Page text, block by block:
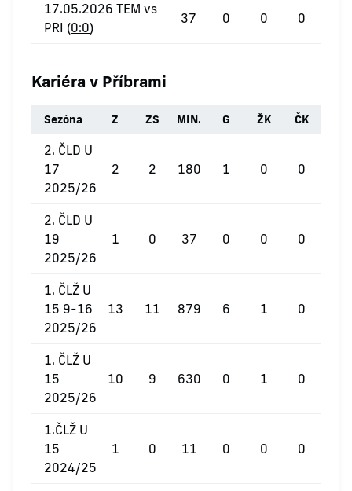
17.05.2026 TEM vs
PRI (0:0)
37 0 0 0
Kariéra v Příbrami
Sezóna Z ZS MIN. G ŽK ČK
2. ČLD U
17
2025/26
2 2 180 1 0 0
2. ČLD U
19
2025/26
1 0 37 0 0 0
1. ČLŽ U
15 9-16
2025/26
13 11 879 6 1 0
1. ČLŽ U
15
2025/26
10 9 630 0 1 0
1.ČLŽ U
15
2024/25
1 0 11 0 0 0